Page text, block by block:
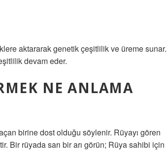
aktararak genetik çeşitlilik ve üreme sunar.
devam eder.
NE ANLAMA
birine dost olduğu söylenir. Rüyayı gören
Bir rüyada sarı bir arı görün; Rüya sahibi için